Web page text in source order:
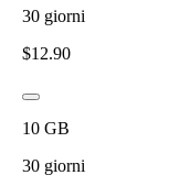
30 giorni
$12.90
10 GB
30 giorni